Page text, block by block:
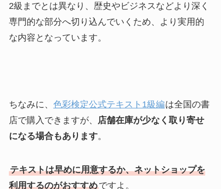
2級までとは異なり、歴史やビジネスなどより深く
専門的な部分へ切り込んでいくため、より実用的
な内容となっています。
ちなみに、 色彩検定公式テキスト1級編は全国の書
店で購入できますが、 店舗在庫が少なく取り寄せ
になる場合もあります。
テキストは早めに用意するか、ネットショップを
利用するのがおすすめですよ。